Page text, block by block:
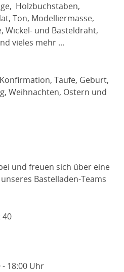
Holzbuchstaben,
Ton, Modelliermasse,
Wickel- und Basteldraht,
vieles mehr ...
Taufe, Geburt,
Weihnachten, Ostern und
und freuen sich über eine
Bastelladen-Teams
40
18:00 Uhr